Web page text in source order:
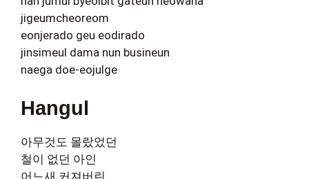
jigeumcheoreom
eonjerado geu eodirado
jinsimeul dama nun busineun
naega doe-eojulge
Hangul
아무것도 몰랐었던
철이 없던 아인
어느새 커져버린